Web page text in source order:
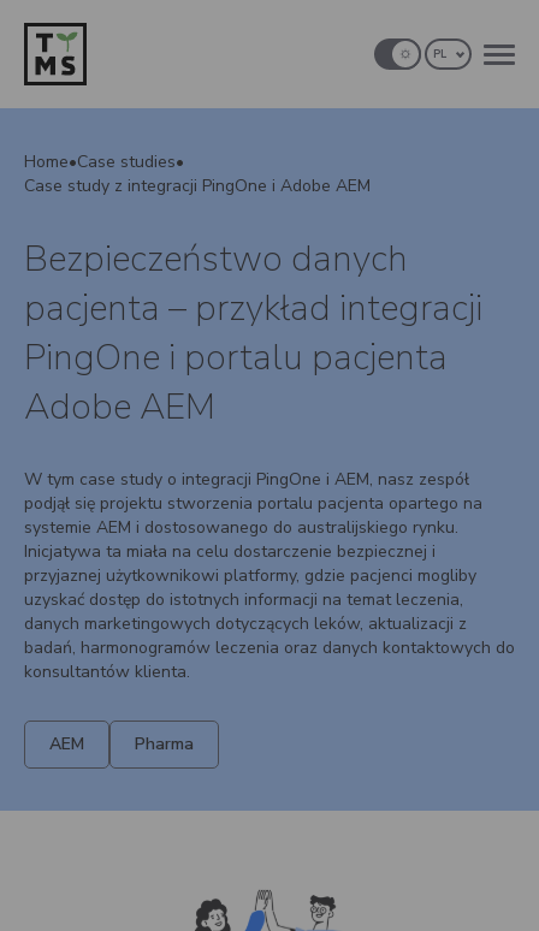
PL
Home•Case studies•
Case study z integracji PingOne i Adobe AEM
Bezpieczeństwo danych
pacjenta – przykład integracji
PingOne i portalu pacjenta
Adobe AEM
W tym case study o integracji PingOne i AEM, nasz zespół
podjął się projektu stworzenia portalu pacjenta opartego na
systemie AEM i dostosowanego do australijskiego rynku.
Inicjatywa ta miała na celu dostarczenie bezpiecznej i
przyjaznej użytkownikowi platformy, gdzie pacjenci mogliby
uzyskać dostęp do istotnych informacji na temat leczenia,
danych marketingowych dotyczących leków, aktualizacji z
badań, harmonogramów leczenia oraz danych kontaktowych do
konsultantów klienta.
AEM Pharma